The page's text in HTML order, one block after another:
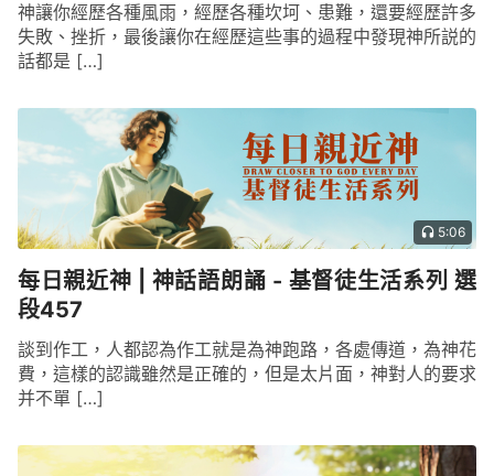
神讓你經歷各種風雨，經歷各種坎坷、患難，還要經歷許多
失敗、挫折，最後讓你在經歷這些事的過程中發現神所説的
話都是 […]
5:06
每日親近神 | 神話語朗誦 - 基督徒生活系列 選
段457
談到作工，人都認為作工就是為神跑路，各處傳道，為神花
費，這樣的認識雖然是正確的，但是太片面，神對人的要求
并不單 […]